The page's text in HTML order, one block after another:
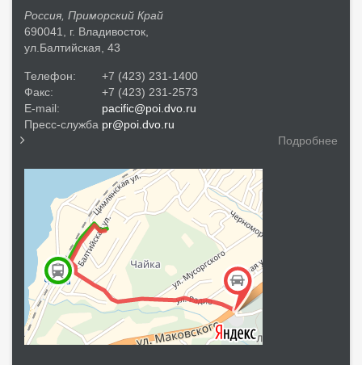
Россия, Приморский Край
690041, г. Владивосток,
ул.Балтийская, 43
Телефон:
+7 (423) 231-1400
Факс:
+7 (423) 231-2573
E-mail:
pacific@poi.dvo.ru
Пресс-служба pr@poi.dvo.ru
Подробнее